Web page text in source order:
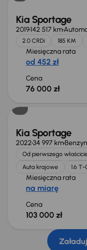
Kia Sportage
2019142 517 km
2.0 CRDi 185 KM
Miesięczna rata
od 452 zł
Cena
76 000 zł
Kia Sportage
202234 997 km
Od pierwszego
Auta krajowe
1.6 T-
Miesięczna rata
na miarę
Cena
103 000 zł